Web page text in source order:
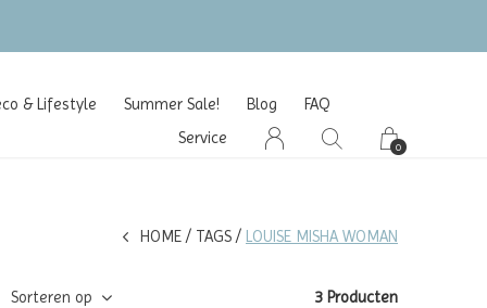
& Lifestyle Summer Sale! Blog
FAQ
Service
0
HOME TAGS LOUISE MISHA WOMAN
Sorteren op 3 Producten